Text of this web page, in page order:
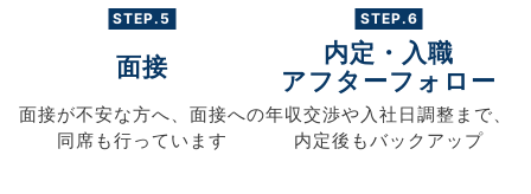
STEP.5
面接
面接が不安な方へ、 面接への
同席も行っています
STEP.6
内定・入職
アフターフォロー
年収交渉や入社日調整まで、
内定後もバックアップ